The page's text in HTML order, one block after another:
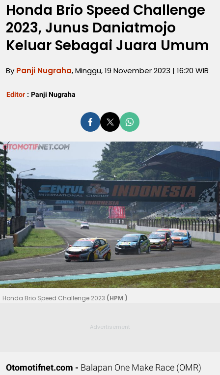
Honda Brio Speed Challenge
2023, Junus Daniatmojo
Keluar Sebagai Juara Umum
By Panji Nugraha, Minggu, 19 November 2023 | 16:20 WIB
Editor : Panji Nugraha
Honda Brio Speed Challenge 2023 (HPM )
Otomotifnet.com - Balapan One Make Race (OMR)